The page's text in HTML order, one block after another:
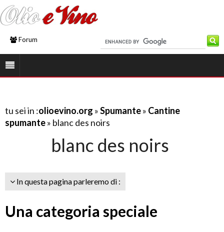
Forum
tu sei in :olioevino.org »Spumante» Cantine
spumante» blanc des noirs
blanc des noirs
In questa pagina parleremo di :
Una categoria speciale